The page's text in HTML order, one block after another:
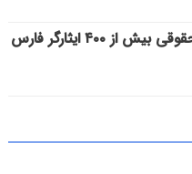
رسیدگی به مشکلات حقوقی بیش از ۴۰۰ ایثارگر فارس